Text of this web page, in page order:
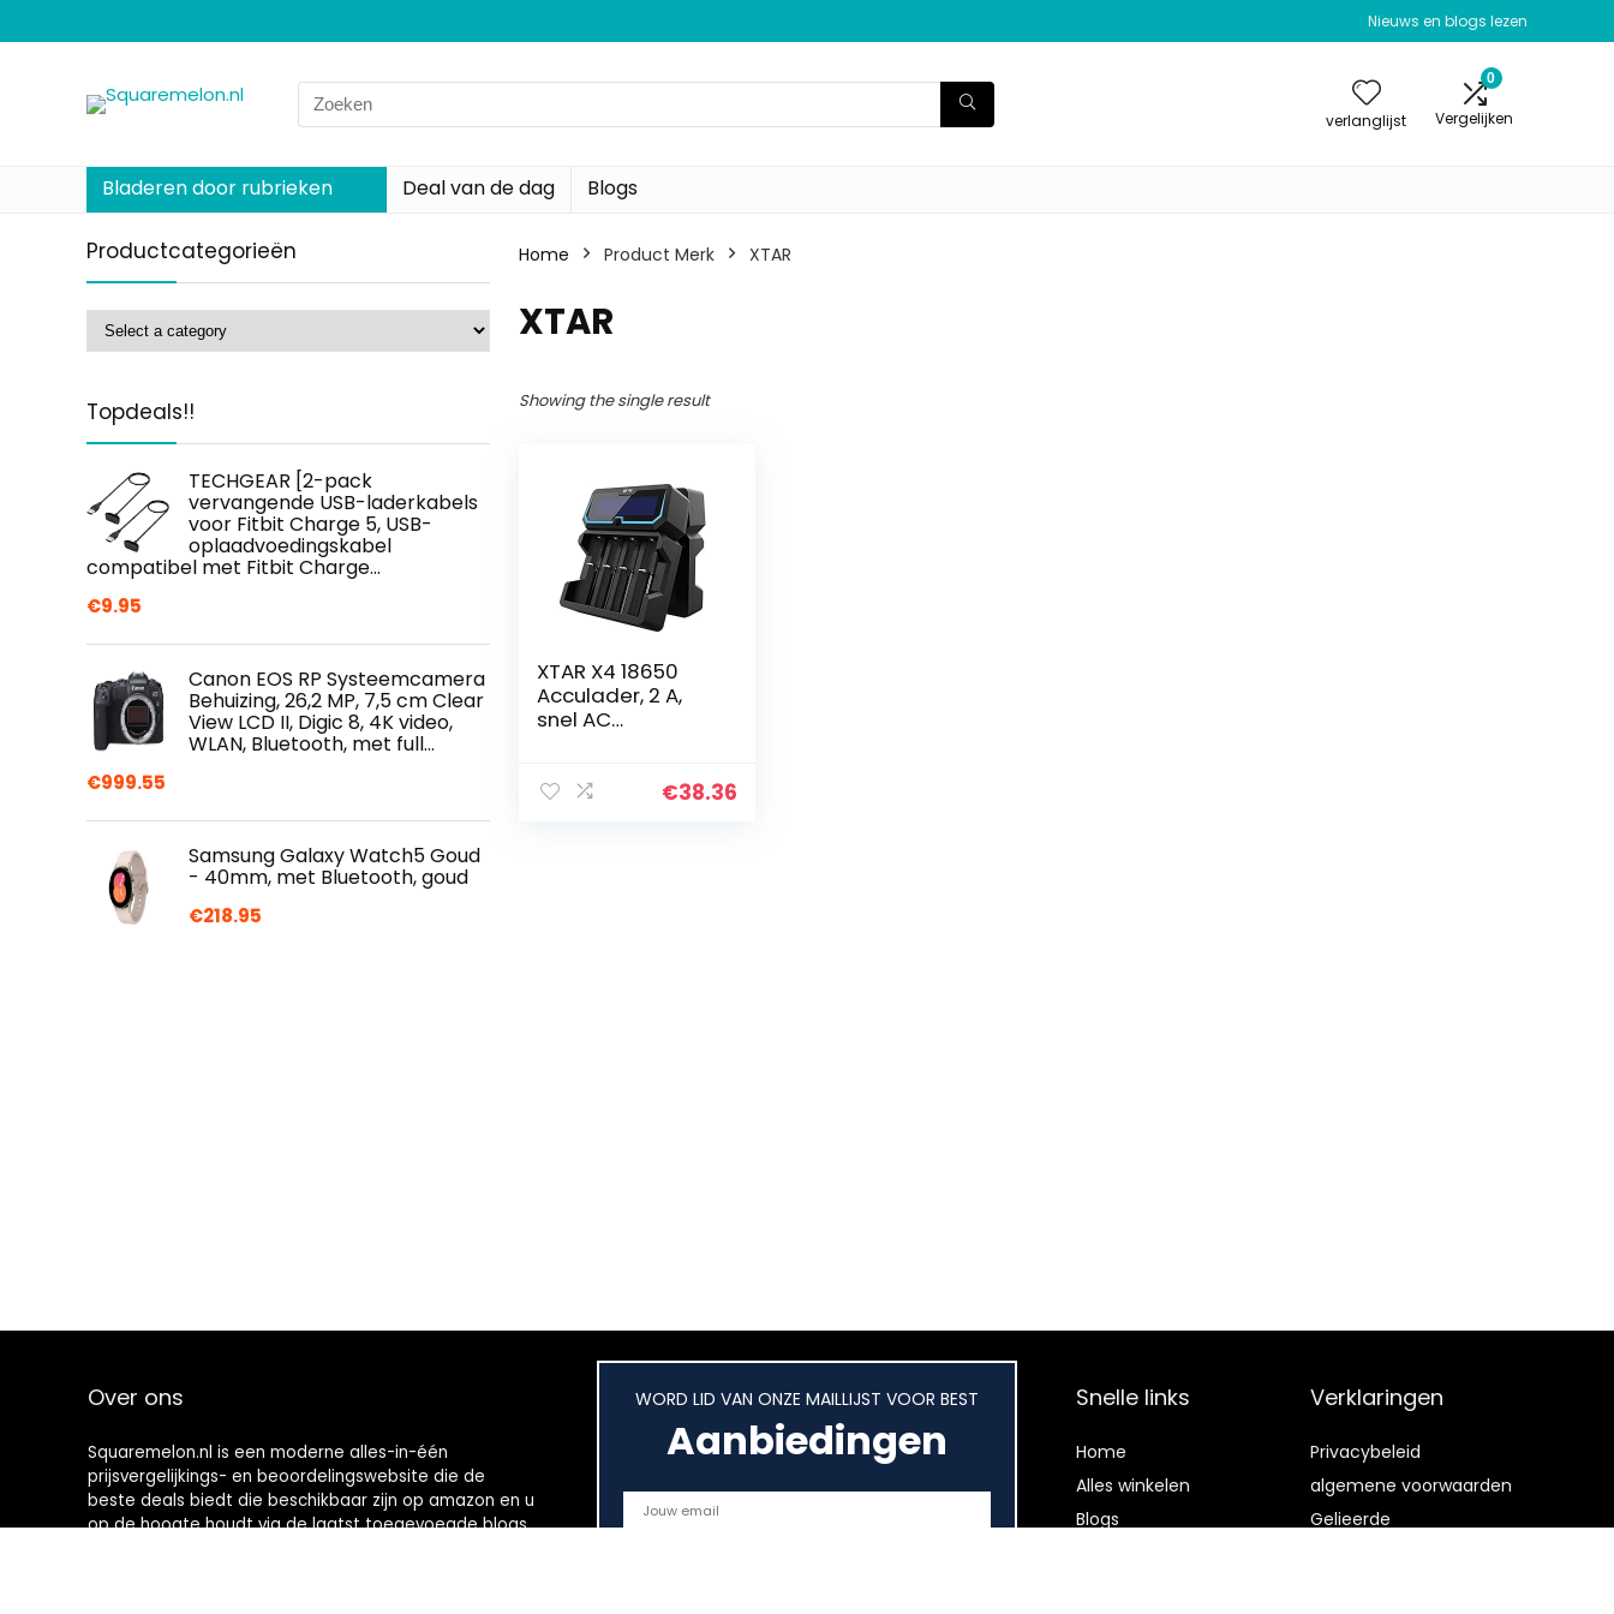
Nieuws en blogs lezen
Search
for:
verlanglijst
0
Vergelijken
Bladeren door rubrieken Deal van de dag Blogs
Productcategorieën
Topdeals!!
TECHGEAR [2-pack
vervangende USB-laderkabels
voor Fitbit Charge 5, USB-
oplaadvoedingskabel
compatibel met Fitbit Charge…
€9.95
Canon EOS RP Systeemcamera
Behuizing, 26,2 MP, 7,5 cm Clear
View LCD II, Digic 8, 4K video,
WLAN, Bluetooth, met full…
€999.55
Samsung Galaxy Watch5 Goud
- 40mm, met Bluetooth, goud
€218.95
Home Product Merk ‎XTAR
‎XTAR
Showing the single result
XTAR X4 18650
Acculader, 2 A,
snel AC
ingangspoorten,
€38.36
Over ons
Squaremelon.nl is een moderne alles-in-één
prijsvergelijkings- en beoordelingswebsite die de
beste deals biedt die beschikbaar zijn op amazon en u
op de hoogte houdt via de laatst toegevoegde blogs.
WORD LID VAN ONZE MAILLIJST VOOR BEST
Aanbiedingen
Snelle links
Home
Alles winkelen
Blogs
Verklaringen
Privacybeleid
algemene voorwaarden
Gelieerde